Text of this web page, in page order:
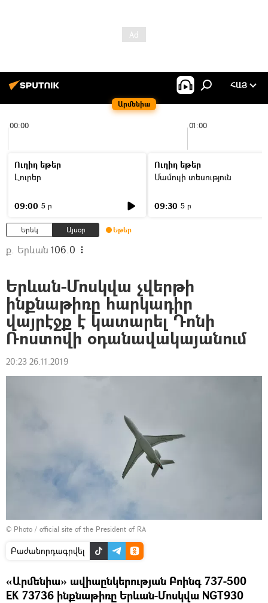
Արմենիա
ՀԱՅ
00:00 01:00
Ուղիղ եթեր
Լուրեր
09:00 5 ր
Ուղիղ եթեր
Մամուլի տեսություն
09:30 5 ր
Երեկ Այսօր Եթեր
ք. Երևան 106.0
Երևան-Մոսկվա չվերթի
ինքնաթիռը հարկադիր
վայրէջք է կատարել Դոնի
Ռոստովի օդանավակայանում
20:23 26.11.2019
© Photo / official site of the President of RA
Բաժանորդագրվել
«Արմենիա» ավիաընկերության Բոինգ 737-500
EK 73736 ինքնաթիռը Երևան-Մոսկվա NGT930